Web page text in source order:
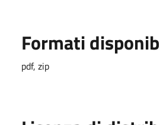
Formati
pdf, zip